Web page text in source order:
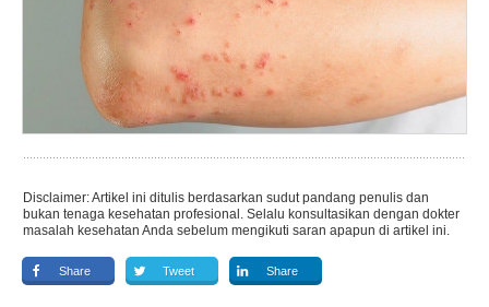
Disclaimer: Artikel ini ditulis berdasarkan sudut pandang penulis dan
bukan tenaga kesehatan profesional. Selalu konsultasikan dengan dokter
masalah kesehatan Anda sebelum mengikuti saran apapun di artikel ini.
Share Tweet Share